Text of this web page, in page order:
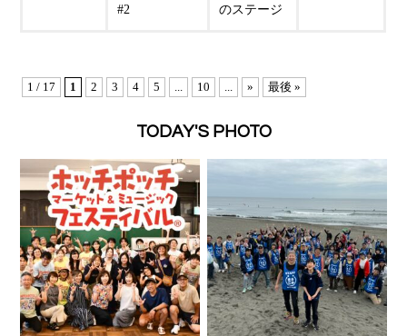
#2
のステージ
1 / 17 1 2 3 4 5 10 » 最後 »
TODAY'S PHOTO